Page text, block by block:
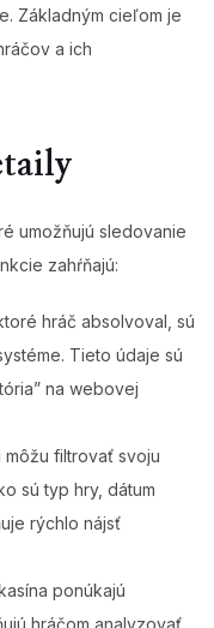
Základným cieľom je
a ich
umožňujú sledovanie
zahŕňajú:
hráč absolvoval, sú
Tieto údaje sú
na webovej
môžu filtrovať svoju
sú typ hry, dátum
rýchlo nájsť
ponúkajú